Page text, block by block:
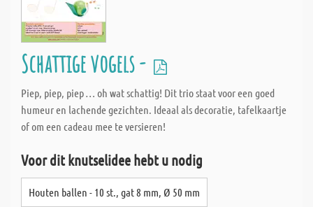
Schattige vogels -
Piep, piep, piep … oh wat schattig! Dit trio staat voor een goed
humeur en lachende gezichten. Ideaal als decoratie, tafelkaartje
of om een cadeau mee te versieren!
Voor dit knutselidee hebt u nodig
Houten ballen - 10 st., gat 8 mm, Ø 50 mm